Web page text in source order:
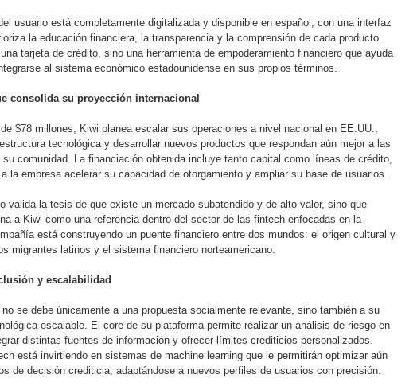
usuario está completamente digitalizada y disponible en español, con una interfaz
la educación financiera, la transparencia y la comprensión de cada producto.
tarjeta de crédito, sino una herramienta de empoderamiento financiero que ayuda
al sistema económico estadounidense en sus propios términos.
consolida su proyección internacional
$78 millones, Kiwi planea escalar sus operaciones a nivel nacional en EE.UU.,
tecnológica y desarrollar nuevos productos que respondan aún mejor a las
su comunidad. La financiación obtenida incluye tanto capital como líneas de crédito,
a la empresa acelerar su capacidad de otorgamiento y ampliar su base de usuarios.
valida la tesis de que existe un mercado subatendido y de alto valor, sino que
a Kiwi como una referencia dentro del sector de las fintech enfocadas en la
está construyendo un puente financiero entre dos mundos: el origen cultural y
migrantes latinos y el sistema financiero norteamericano.
y escalabilidad
se debe únicamente a una propuesta socialmente relevante, sino también a su
escalable. El core de su plataforma permite realizar un análisis de riesgo en
distintas fuentes de información y ofrecer límites crediticios personalizados.
está invirtiendo en sistemas de machine learning que le permitirán optimizar aún
de decisión crediticia, adaptándose a nuevos perfiles de usuarios con precisión.